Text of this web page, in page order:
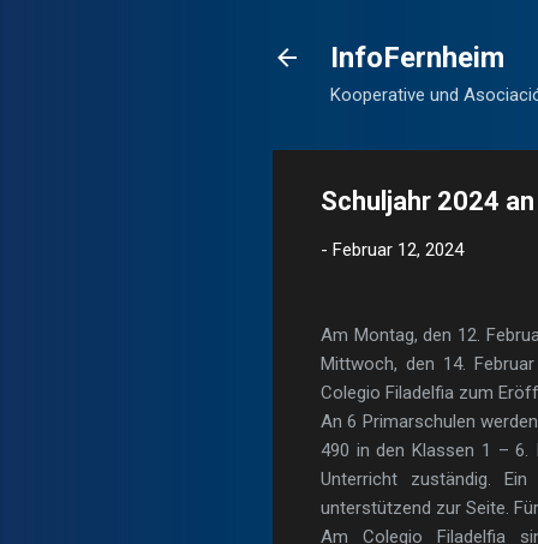
InfoFernheim
Kooperative und
Schuljahr 2024
- Februar 12, 2024
Am Montag, den 12.
Mittwoch, den 14.
Colegio Filadelfia zum
An 6 Primarschulen
490 in den Klassen 1 – 6.
Unterricht zuständig.
unterstützend zur Seite.
Am Colegio Filadelfia